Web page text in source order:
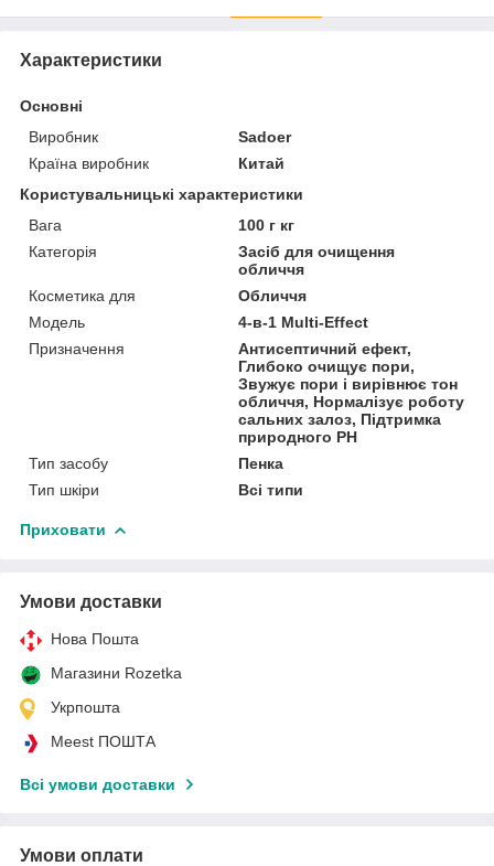
Характеристики
Основні
Виробник
Sadoer
Країна виробник
Китай
Користувальницькі характеристики
Вага
100 г кг
Категорія
Засіб для очищення
обличчя
Косметика для
Обличчя
Мoдель
4-в-1 Multi-Effect
Призначення
Антисептичний ефект,
Глибоко очищує пори,
Звужує пори і вирівнює тон
обличчя, Нормалізує роботу
сальних залоз, Підтримка
природного PH
Тип засобу
Пенка
Тип шкіри
Всі типи
Приховати
Умови доставки
Нова Пошта
Магазини Rozetka
Укрпошта
Meest ПОШТА
Всі умови доставки
Умови оплати